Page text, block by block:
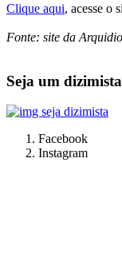
Clique aqui, acesse o
Fonte: site da
Seja um dizimista
Facebook
Instagram